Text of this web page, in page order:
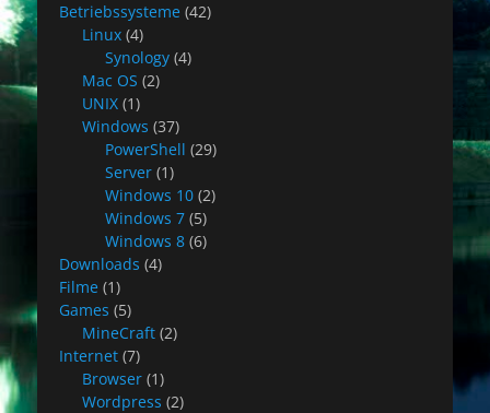
Betriebssysteme (42)
Linux (4)
Synology (4)
Mac OS (2)
UNIX (1)
Windows (37)
PowerShell (29)
Server (1)
Windows 10 (2)
Windows 7 (5)
Windows 8 (6)
Downloads (4)
Filme (1)
Games (5)
MineCraft (2)
Internet (7)
Browser (1)
Wordpress (2)